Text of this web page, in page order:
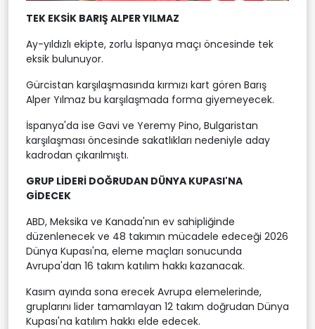
TEK EKSİK BARIŞ ALPER YILMAZ
Ay-yıldızlı ekipte, zorlu İspanya maçı öncesinde tek
eksik bulunuyor.
Gürcistan karşılaşmasında kırmızı kart gören Barış
Alper Yılmaz bu karşılaşmada forma giyemeyecek.
İspanya'da ise Gavi ve Yeremy Pino, Bulgaristan
karşılaşması öncesinde sakatlıkları nedeniyle aday
kadrodan çıkarılmıştı.
GRUP LİDERİ DOĞRUDAN DÜNYA KUPASI'NA
GİDECEK
ABD, Meksika ve Kanada'nın ev sahipliğinde
düzenlenecek ve 48 takımın mücadele edeceği 2026
Dünya Kupası'na, eleme maçları sonucunda
Avrupa'dan 16 takım katılım hakkı kazanacak.
Kasım ayında sona erecek Avrupa elemelerinde,
gruplarını lider tamamlayan 12 takım doğrudan Dünya
Kupası'na katılım hakkı elde edecek.